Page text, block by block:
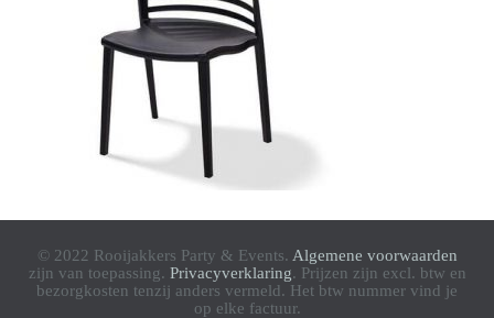
© 2022 Rooijakkers Party & Events. Algemene voorwaarden
zijn van toepassing. Privacyverklaring. Prijzen zijn excl. btw en
bezorgkosten tenzij anders vermeld. Het btw nummer vind je
op elke factuur.